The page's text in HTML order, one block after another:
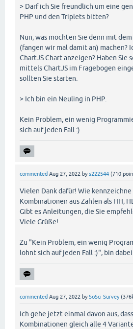
> Darf ich Sie freundlich um eine
PHP und den Triplets bitten?
Nun, was möchten Sie denn mit
(fangen wir mal damit an) machen?
ChartJS Chart anzeigen? Haben Sie
mittels ChartJS im Fragebogen
sollten Sie starten.
> Ich bin ein Neuling in PHP.
Kein Problem, ein wenig
sich auf jeden Fall :)
commented Aug 27, 2022 bys222544 (710
Vielen Dank dafür! Wie
Kombinationen aus Zahlen als HH,
Gibt es Anleitungen, die Sie
Viele Grüße!
Zu "Kein Problem, ein wenig
lohnt sich auf jeden Fall :)", bin dabei
commented Aug 27, 2022 bySoSci Survey (
Ich gehe jetzt einmal davon aus,
Kombinationen gleich alle 4